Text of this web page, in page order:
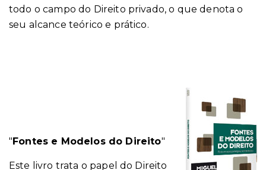
todo o campo do Direito privado, o que denota o
seu alcance teórico e prático.
"Fontes e Modelos do Direito"
Este livro trata o papel do Direito